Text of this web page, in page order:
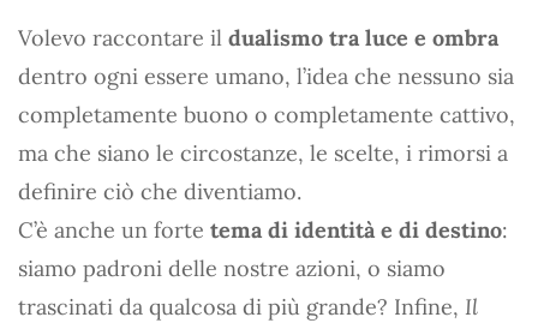
Volevo raccontare il dualismo tra luce e ombra
dentro ogni essere umano, l’idea che nessuno sia
completamente buono o completamente cattivo,
ma che siano le circostanze, le scelte, i rimorsi a
definire ciò che diventiamo.
C’è anche un forte tema di identità e di destino:
siamo padroni delle nostre azioni, o siamo
trascinati da qualcosa di più grande? Infine, Il